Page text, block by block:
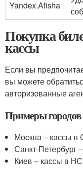
Yandex.Afisha
Покупка
кассы
Если вы
вы можете
авторизованные
Примеры городов
Москва – кассы в
Санкт-Петербург
Киев – кассы в